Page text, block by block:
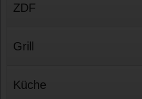
ZDF
Grill
Küche